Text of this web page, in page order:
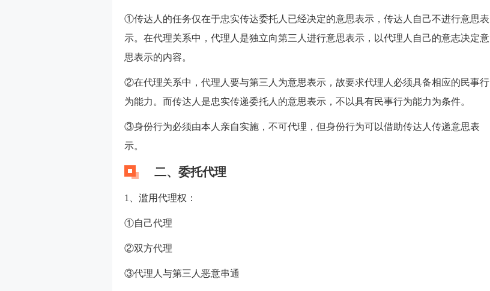
①传达人的任务仅在于忠实传达委托人已经决定的意思表示，传达人自己不进行意思表
示。在代理关系中，代理人是独立向第三人进行意思表示，以代理人自己的意志决定意
思表示的内容。
②在代理关系中，代理人要与第三人为意思表示，故要求代理人必须具备相应的民事行
为能力。而传达人是忠实传递委托人的意思表示，不以具有民事行为能力为条件。
③身份行为必须由本人亲自实施，不可代理，但身份行为可以借助传达人传递意思表
示。
二、委托代理
1、滥用代理权：
①自己代理
②双方代理
③代理人与第三人恶意串通